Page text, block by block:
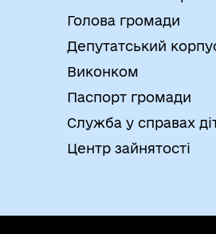
Голова громади
Депутатський
Виконком
Паспорт громади
Служба у справах
Центр зайнятості